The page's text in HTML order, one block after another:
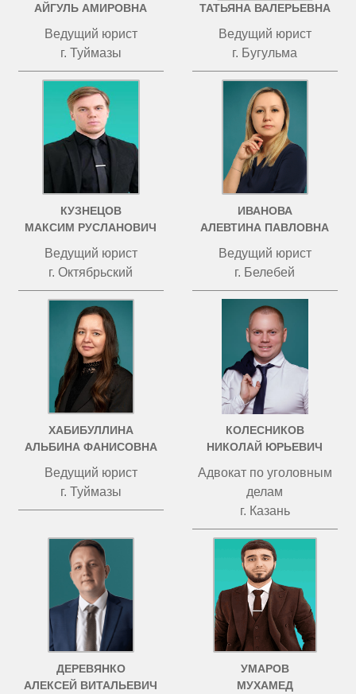
АЙГУЛЬ АМИРОВНА
Ведущий юрист
г. Туймазы
ТАТЬЯНА ВАЛЕРЬЕВНА
Ведущий юрист
г. Бугульма
КУЗНЕЦОВ
МАКСИМ РУСЛАНОВИЧ
Ведущий юрист
г. Октябрьский
ИВАНОВА
АЛЕВТИНА ПАВЛОВНА
Ведущий юрист
г. Белебей
ХАБИБУЛЛИНА
АЛЬБИНА ФАНИСОВНА
Ведущий юрист
г. Туймазы
КОЛЕСНИКОВ
НИКОЛАЙ ЮРЬЕВИЧ
Адвокат по уголовным
делам
г. Казань
ДЕРЕВЯНКО
АЛЕКСЕЙ ВИТАЛЬЕВИЧ
УМАРОВ
МУХАМЕД